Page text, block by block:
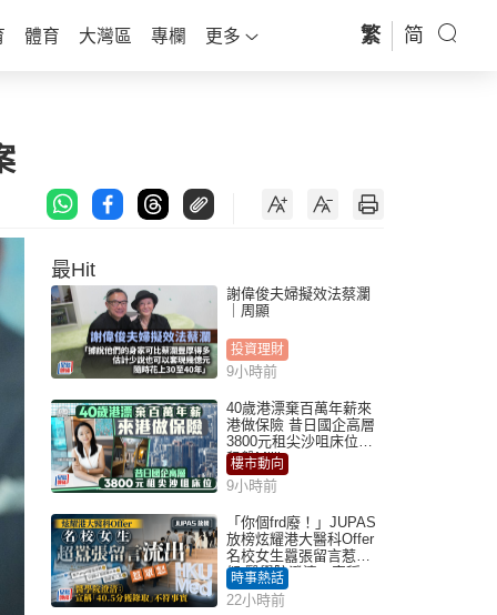
體育 大灣區 專欄 更多 繁 简
最Hit
謝偉俊夫婦擬效法蔡瀾
｜周顯
投資理財
9小時前
40歲港漂棄百萬年薪來
港做保險 昔日國企高層
3800元租尖沙咀床位｜
租盤Million
樓市動向
9小時前
「你個frd廢！」JUPAS
放榜炫耀港大醫科Offer
名校女生囂張留言惹眾
怒 醫學院澄清：宣稱
「40.5分獲錄取」不符事
實｜Juicy叮
時事熱話
22小時前